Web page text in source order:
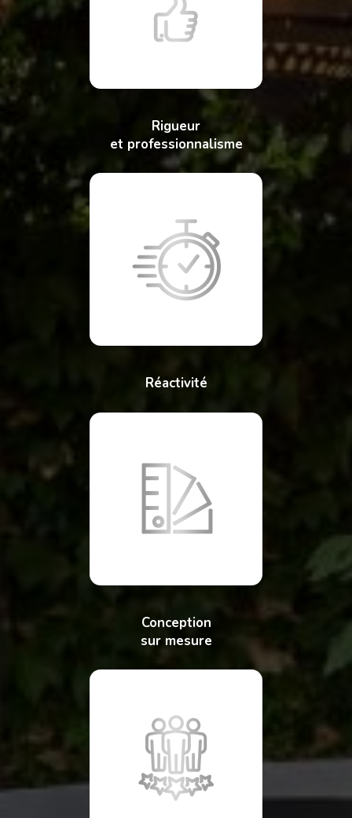
Rigueur
et professionnalisme
Réactivité
Conception
sur mesure